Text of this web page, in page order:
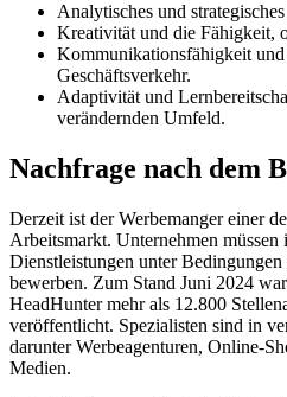
Analytisches und
Kreativität und die Fähigkeit,
Kommunikationsfähigkeit
Geschäftsverkehr.
Adaptivität und
verändernden Umfeld.
Nachfrage nach dem
Derzeit ist der Werbemanger einer
Arbeitsmarkt. Unternehmen müssen
Dienstleistungen unter
bewerben. Zum Stand Juni 2024
HeadHunter mehr als 12.800
veröffentlicht. Spezialisten sind in
darunter Werbeagenturen, Online-
Medien.